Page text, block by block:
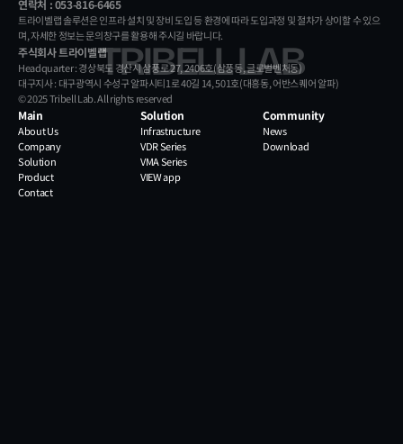
연락처 : 053-816-6465
트라이벨랩 솔루션은 인프라 설치 및 장비 도입 등 환경에 따라 도입과정 및 절차가 상이할 수 있으
며, 자세한 정보는 문의창구를 활용해 주시길 바랍니다.
주식회사 트라이벨랩
Headquarter : 경상북도 경산시 삼풍로 27, 2406호(삼풍동, 글로벌벤처동)
대구지사 : 대구광역시 수성구 알파시티1로 40길 14, 501호(대흥동, 어반스퀘어 알파)
© 2025 Tribell Lab. All rights reserved
Main
About Us
Company
Solution
Product
Contact
Solution
Infrastructure
VDR Series
VMA Series
VIEW app
Community
News
Download
TRIBELL LAB